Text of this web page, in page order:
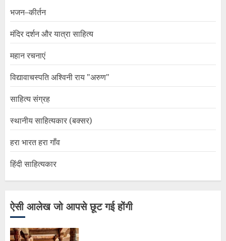
भजन–कीर्तन
मंदिर दर्शन और यात्रा साहित्य
महान रचनाएं
विद्यावाचस्पति अश्विनी राय "अरुण"
साहित्य संग्रह
स्थानीय साहित्यकार (बक्सर)
हरा भारत हरा गाँव
हिंदी साहित्यकार
ऐसी आलेख जो आपसे छूट गई होंगी